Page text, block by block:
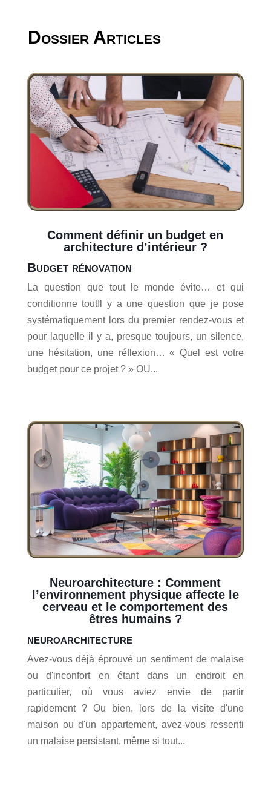
Dossier Articles
Comment définir un budget en
architecture d’intérieur ?
Budget rénovation
La question que tout le monde évite… et qui
conditionne toutIl y a une question que je pose
systématiquement lors du premier rendez-vous et
pour laquelle il y a, presque toujours, un silence,
une hésitation, une réflexion… « Quel est votre
budget pour ce projet ? » OU...
Neuroarchitecture : Comment
l’environnement physique affecte le
cerveau et le comportement des
êtres humains ?
neuroarchitecture
Avez-vous déjà éprouvé un sentiment de malaise
ou d'inconfort en étant dans un endroit en
particulier, où vous aviez envie de partir
rapidement ? Ou bien, lors de la visite d'une
maison ou d'un appartement, avez-vous ressenti
un malaise persistant, même si tout...